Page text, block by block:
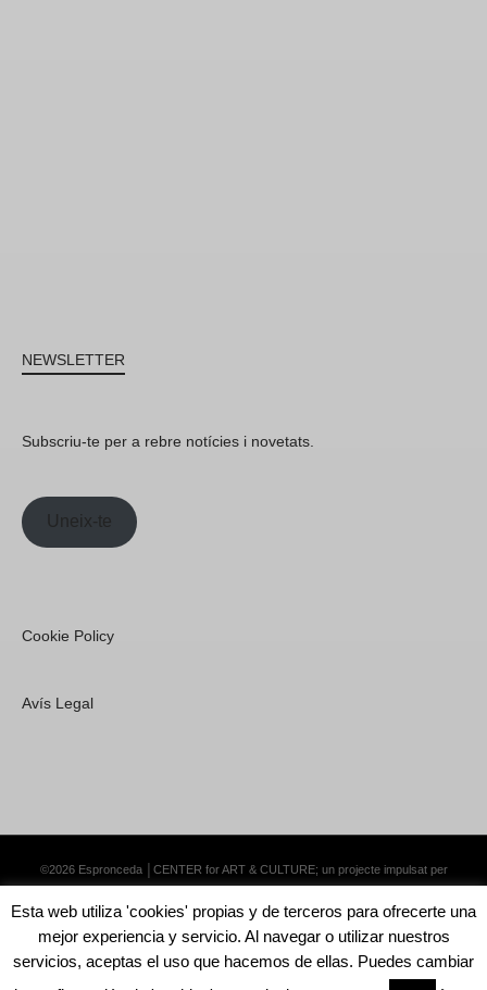
NEWSLETTER
Subscriu-te per a rebre notícies i novetats.
Uneix-te
Cookie Policy
Avís Legal
©2026 Espronceda │CENTER for ART & CULTURE; un projecte impulsat per
Esta web utiliza 'cookies' propias y de terceros para ofrecerte una
mejor experiencia y servicio. Al navegar o utilizar nuestros
servicios, aceptas el uso que hacemos de ellas. Puedes cambiar